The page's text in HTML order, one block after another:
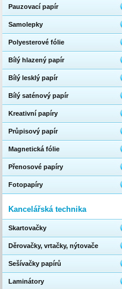
Pauzovací papír
Samolepky
Polyesterové fólie
Bílý hlazený papír
Bílý lesklý papír
Bílý saténový papír
Kreativní papíry
Průpisový papír
Magnetická fólie
Přenosové papíry
Fotopapíry
Kancelářská technika
Skartovačky
Děrovačky, vrtačky, nýtovače
Sešívačky papírů
Laminátory